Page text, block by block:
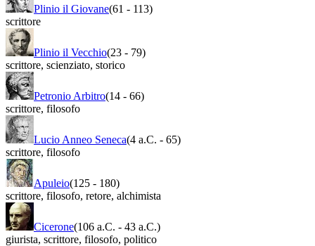
Plinio il Giovane(61 - 113)
scrittore
Plinio il Vecchio(23 - 79)
scrittore, scienziato, storico
Petronio Arbitro(14 - 66)
scrittore, filosofo
Lucio Anneo Seneca(4 a.C. - 65)
scrittore, filosofo
Apuleio(125 - 180)
scrittore, filosofo, retore, alchimista
Cicerone(106 a.C. - 43 a.C.)
giurista, scrittore, filosofo, politico